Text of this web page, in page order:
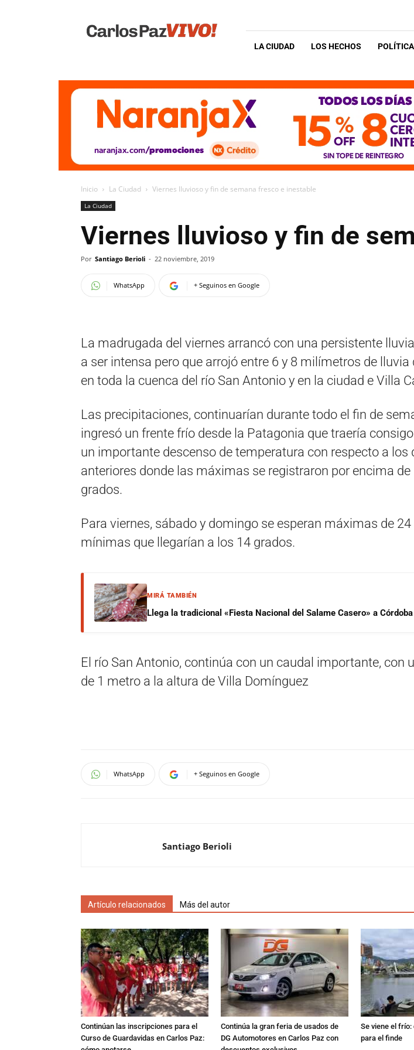
Vivo
LA CIUDAD LOS HECHOS POLÍTICA
Inicio La Ciudad Viernes lluvioso y fin de semana fresco e inestable
La Ciudad
Viernes lluvioso y fin de
Por Santiago Berioli - 22 noviembre, 2019
WhatsApp + Seguinos en Google
La madrugada del viernes arrancó con una persistente
a ser intensa pero que arrojó entre 6 y 8 milímetros de lluvia
en toda la cuenca del río San Antonio y en la ciudad e Villa
Las precipitaciones, continuarían durante todo el fin de
ingresó un frente frío desde la Patagonia que traería
un importante descenso de temperatura con respecto a los
anteriores donde las máximas se registraron por encima de
grados.
Para viernes, sábado y domingo se esperan máximas de
mínimas que llegarían a los 14 grados.
MIRÁ TAMBIÉN
Llega la tradicional «Fiesta Nacional del Salame Casero» a Córdoba
El río San Antonio, continúa con un caudal importante, con
de 1 metro a la altura de Villa Domínguez
WhatsApp + Seguinos en Google
Santiago Berioli
Artículo relacionados Más del autor
Continúan las inscripciones para el
Curso de Guardavidas en Carlos Paz:
Continúa la gran feria de usados de
DG Automotores en Carlos Paz con
Se viene el
para el finde